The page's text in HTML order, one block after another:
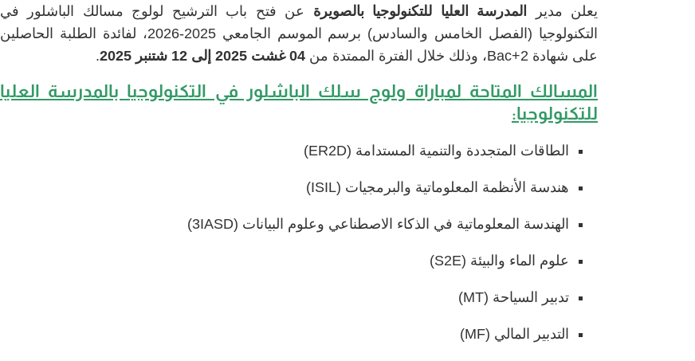
يعلن مدير المدرسة العليا للتكنولوجيا بالصويرة عن فتح باب الترشيح لولوج مسالك الباشلور في
التكنولوجيا (الفصل الخامس والسادس) برسم الموسم الجامعي 2025-2026، لفائدة الطلبة الحاصلين
على شهادة Bac+2، وذلك خلال الفترة الممتدة من
04 غشت 2025 إلى 12 شتنبر 2025 .
المسالك المتاحة لمباراة ولوج سلك الباشلور في التكنولوجيا بالمدرسة العليا
للتكنولوجيا:
الطاقات المتجددة والتنمية المستدامة (ER2D)
هندسة الأنظمة المعلوماتية والبرمجيات (ISIL)
الهندسة المعلوماتية في الذكاء الاصطناعي وعلوم البيانات (3IASD)
علوم الماء والبيئة (S2E)
تدبير السياحة (MT)
التدبير المالي (MF)